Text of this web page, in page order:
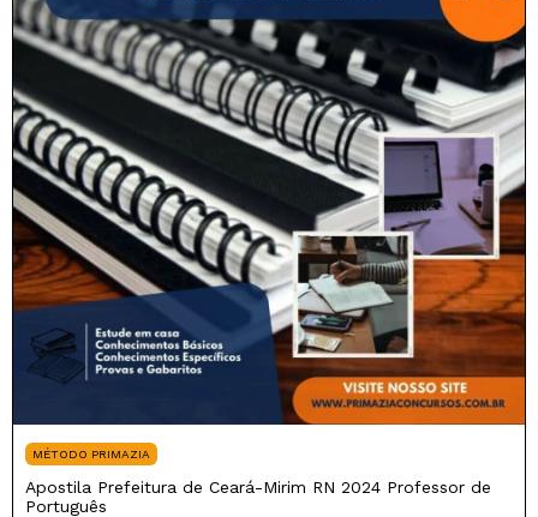
MÉTODO PRIMAZIA
Apostila Prefeitura de Ceará-Mirim RN 2024 Professor de
Português